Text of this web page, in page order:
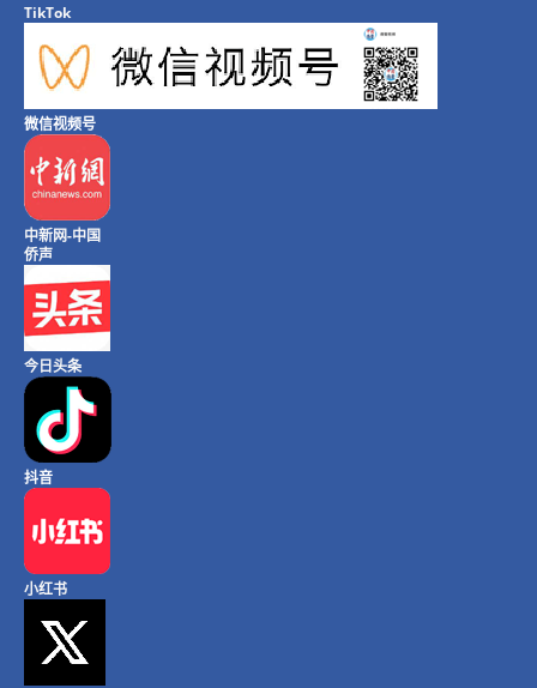
TikTok
微信视频号
中新网-中国
侨声
今日头条
抖音
小红书